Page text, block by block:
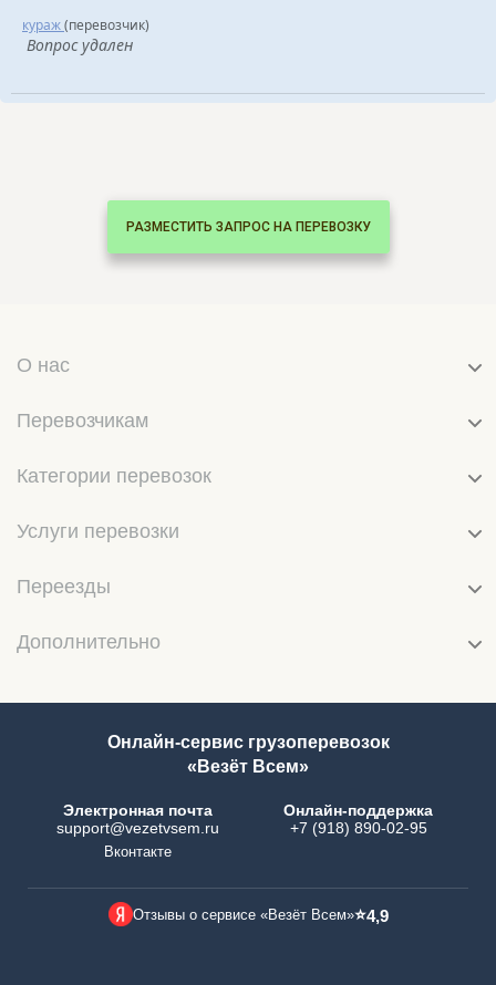
кураж(перевозчик)
Вопрос удален
РАЗМЕСТИТЬ ЗАПРОС НА ПЕРЕВОЗКУ
О нас
Перевозчикам
Категории перевозок
Услуги перевозки
Переезды
Дополнительно
Онлайн-сервис грузоперевозок
«Везёт Всем»
Электронная почта
support@vezetvsem.ru
Вконтакте
Онлайн-поддержка
+7 (918) 890-02-95
Отзывы о сервисе «Везёт Всем»⭐4,9